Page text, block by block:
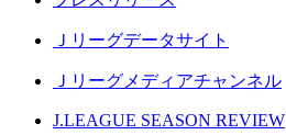
Ｊリーグデータサイト
Ｊリーグメディアチャンネル
J.LEAGUE SEASON REVIEW